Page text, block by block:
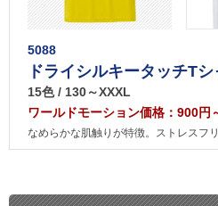
5088
ドライシルキータッチTシ
15色 / 130～XXXL
ワールドモーション価格：900円
なめらかな肌触りが特徴。ストレスフ